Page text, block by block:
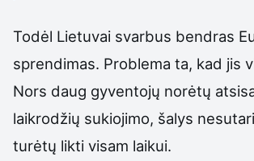
Todėl Lietuvai svarbus bendras
sprendimas. Problema ta, kad jis
Nors daug gyventojų norėtų
laikrodžių sukiojimo, šalys
turėtų likti visam laikui.